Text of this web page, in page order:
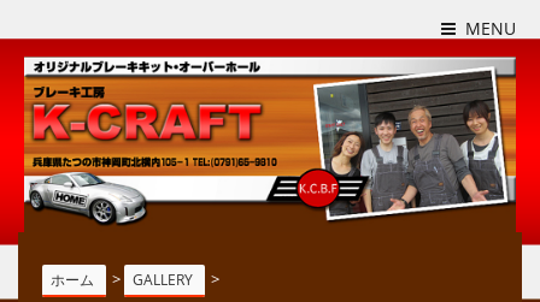
MENU
ホーム > GALLERY >